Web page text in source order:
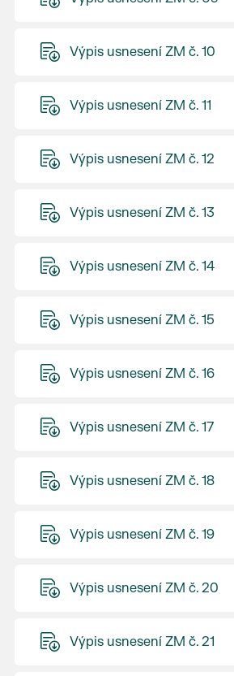
Výpis usnesení ZM č. 10
Výpis usnesení ZM č. 11
Výpis usnesení ZM č. 12
Výpis usnesení ZM č. 13
Výpis usnesení ZM č. 14
Výpis usnesení ZM č. 15
Výpis usnesení ZM č. 16
Výpis usnesení ZM č. 17
Výpis usnesení ZM č. 18
Výpis usnesení ZM č. 19
Výpis usnesení ZM č. 20
Výpis usnesení ZM č. 21